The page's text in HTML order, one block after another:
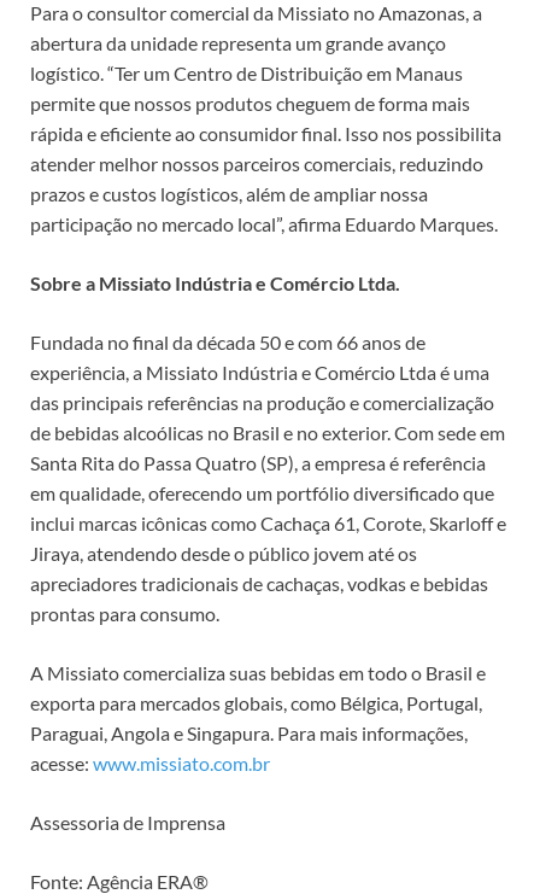
Para o consultor comercial da Missiato no Amazonas, a
abertura da unidade representa um grande avanço
logístico. “Ter um Centro de Distribuição em Manaus
permite que nossos produtos cheguem de forma mais
rápida e eficiente ao consumidor final. Isso nos possibilita
atender melhor nossos parceiros comerciais, reduzindo
prazos e custos logísticos, além de ampliar nossa
participação no mercado local”, afirma Eduardo Marques.
Sobre a Missiato Indústria e Comércio Ltda.
Fundada no final da década 50 e com 66 anos de
experiência, a Missiato Indústria e Comércio Ltda é uma
das principais referências na produção e comercialização
de bebidas alcoólicas no Brasil e no exterior. Com sede em
Santa Rita do Passa Quatro (SP), a empresa é referência
em qualidade, oferecendo um portfólio diversificado que
inclui marcas icônicas como Cachaça 61, Corote, Skarloff e
Jiraya, atendendo desde o público jovem até os
apreciadores tradicionais de cachaças, vodkas e bebidas
prontas para consumo.
A Missiato comercializa suas bebidas em todo o Brasil e
exporta para mercados globais, como Bélgica, Portugal,
Paraguai, Angola e Singapura. Para mais informações,
acesse: www.missiato.com.br
Assessoria de Imprensa
Fonte: Agência ERA®